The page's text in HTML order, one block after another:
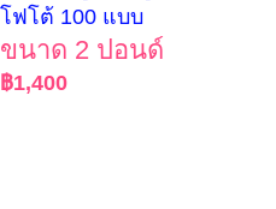
โฟโต้ 100 แบบ
ขนาด 2 ปอนด์
฿1,400